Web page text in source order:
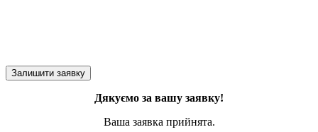
Дякуємо за вашу заявку!
Ваша заявка прийнята.